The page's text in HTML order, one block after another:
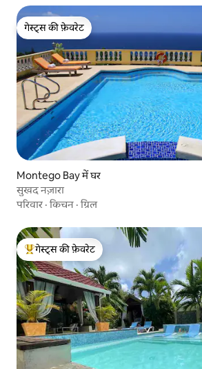
गेस्ट्स की फ़ेवरेट
गेस्ट्स की फ़ेवरेट
Montego Bay में घर
सुखद नज़ारा
परिवार ·किचन ·ग्रिल
गेस्ट्स का टॉप फ़ेवरेट
गेस्ट्स की फ़ेवरेट